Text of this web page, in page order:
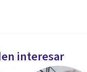
interesar